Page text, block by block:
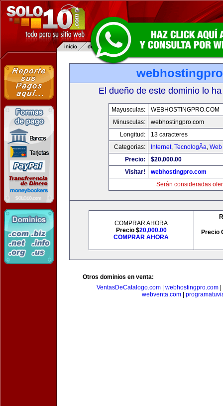
El dueño de este dominio lo
Mayusculas:
WEBHOSTINGPRO.COM
Minusculas:
webhostingpro.com
Longitud:
13 caracteres
Categorias:
Internet, TecnologÃ­a,
Precio:
$20,000.00
Visitar!
webhostingpro.com
Serán consideradas
COMPRAR AHORA
Precio $20,000.00
COMPRAR AHORA
Precio
Otros dominios en venta:
VentasDeCatalogo.com| webhostingpro.com|
webventa.com|